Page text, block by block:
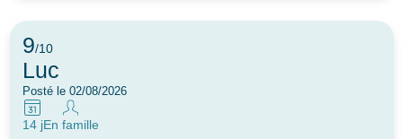
9/10
Luc
Posté le 02/08/2026
14 jEn famille